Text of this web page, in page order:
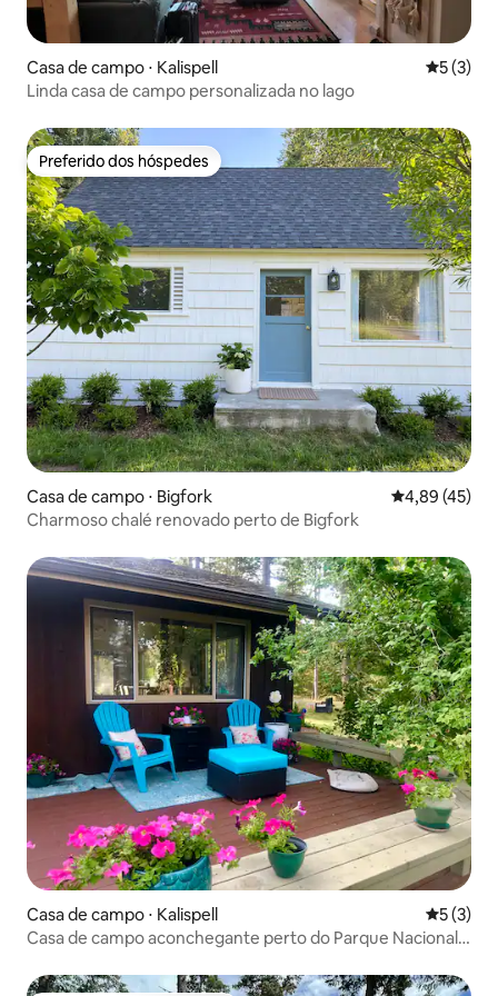
Casa de campo ⋅ Kalispell 5 de
5 (3)
Linda casa de campo personalizada no lago
Preferido dos hóspedes
Preferido dos hóspedes
Casa de campo ⋅ Bigfork 4,89 de uma
4,89 (45)
Charmoso chalé renovado perto de Bigfork
Casa de campo ⋅ Kalispell 5 de
5 (3)
Casa de campo aconchegante perto do Parque Nacional